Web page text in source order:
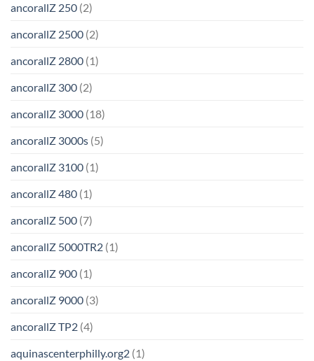
ancorallZ 250 (2)
ancorallZ 2500 (2)
ancorallZ 2800 (1)
ancorallZ 300 (2)
ancorallZ 3000 (18)
ancorallZ 3000s (5)
ancorallZ 3100 (1)
ancorallZ 480 (1)
ancorallZ 500 (7)
ancorallZ 5000TR2 (1)
ancorallZ 900 (1)
ancorallZ 9000 (3)
ancorallZ TP2 (4)
aquinascenterphilly.org2 (1)